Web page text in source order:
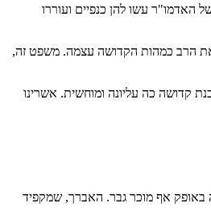
האדמו"ר עשו להן כנפיים ועוררו
הרב כמהות הקדושה עצמה. משפט זה,
קדושה כה עליונה ומוחשית. אשרינו
באופק אף מוכר גבר. האברך, שמקפיד